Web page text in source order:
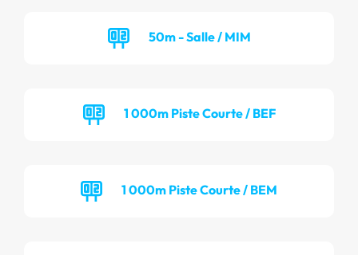
50m - Salle / MIM
1 000m Piste Courte / BEF
1 000m Piste Courte / BEM